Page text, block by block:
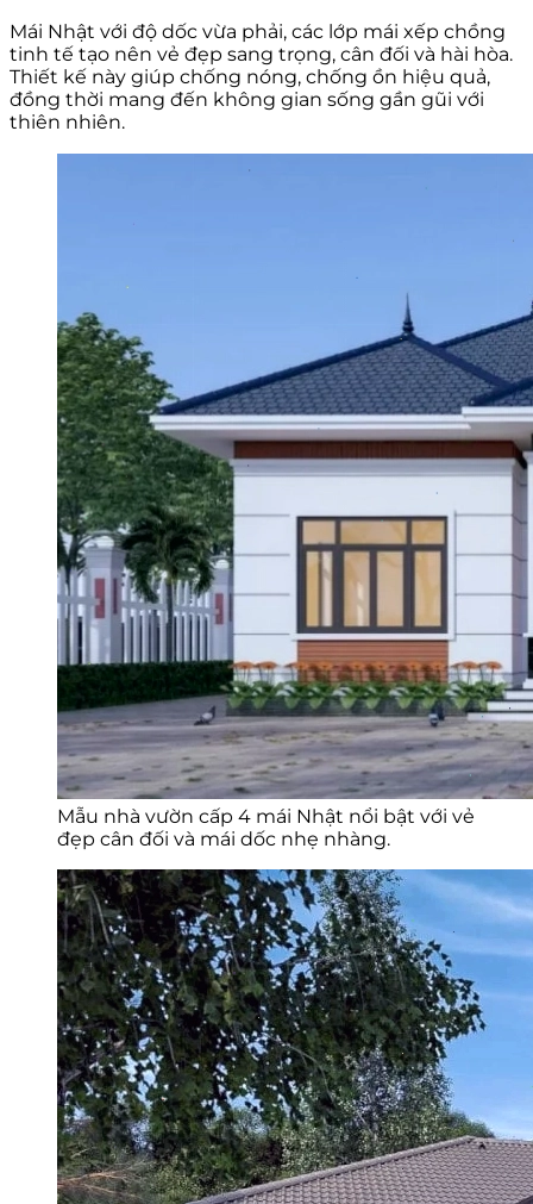
Mái Nhật với độ dốc vừa phải, các lớp mái xếp chồng
tinh tế tạo nên vẻ đẹp sang trọng, cân đối và hài hòa.
Thiết kế này giúp chống nóng, chống ồn hiệu quả,
đồng thời mang đến không gian sống gần gũi với
thiên nhiên.
Mẫu nhà vườn cấp 4 mái Nhật nổi bật với vẻ
đẹp cân đối và mái dốc nhẹ nhàng.